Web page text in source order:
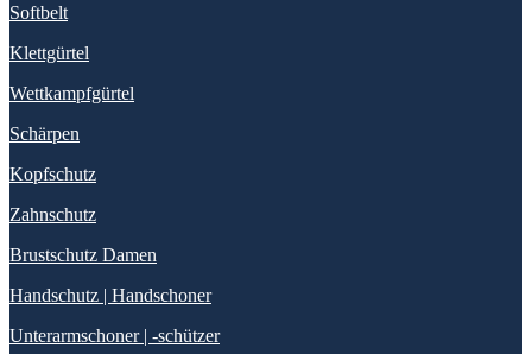
Softbelt
Klettgürtel
Wettkampfgürtel
Schärpen
Kopfschutz
Zahnschutz
Brustschutz Damen
Handschutz | Handschoner
Unterarmschoner | -schützer